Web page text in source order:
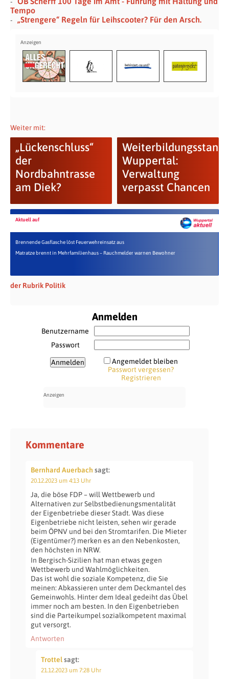
Tempo
„Strengere“ Regeln für Leihscooter? Für den Arsch.
Weiter mit:
„Lückenschluss“
der
Nordbahntrasse
am Diek?
Wuppertal:
Verwaltung
verpasst Chancen
Aktuell auf
Brennende Gasflasche löst Feuerwehreinsatz aus
Matratze brennt in Mehrfamilienhaus – Rauchmelder warnen Bewohner
der Rubrik Politik
Anmelden
Benutzername
Passwort
Angemeldet bleiben
Passwort vergessen?
Registrieren
Kommentare
Bernhard Auerbach sagt:
20.12.2023 um 4:13 Uhr
Ja, die böse FDP – will Wettbewerb und
Alternativen zur Selbstbedienungsmentalität
der Eigenbetriebe dieser Stadt. Was diese
Eigenbetriebe nicht leisten, sehen wir gerade
beim ÖPNV und bei den Stromtarifen. Die Mieter
(Eigentümer?) merken es an den Nebenkosten,
den höchsten in NRW.
In Bergisch-Sizilien hat man etwas gegen
Wettbewerb und Wahlmöglichkeiten.
Das ist wohl die soziale Kompetenz, die Sie
meinen: Abkassieren unter dem Deckmantel des
Gemeinwohls. Hinter dem Ideal gedeiht das Übel
immer noch am besten. In den Eigenbetrieben
sind die Parteikumpel sozialkompetent maximal
gut versorgt.
Antworten
Trottelsagt:
21.12.2023 um 7:28 Uhr